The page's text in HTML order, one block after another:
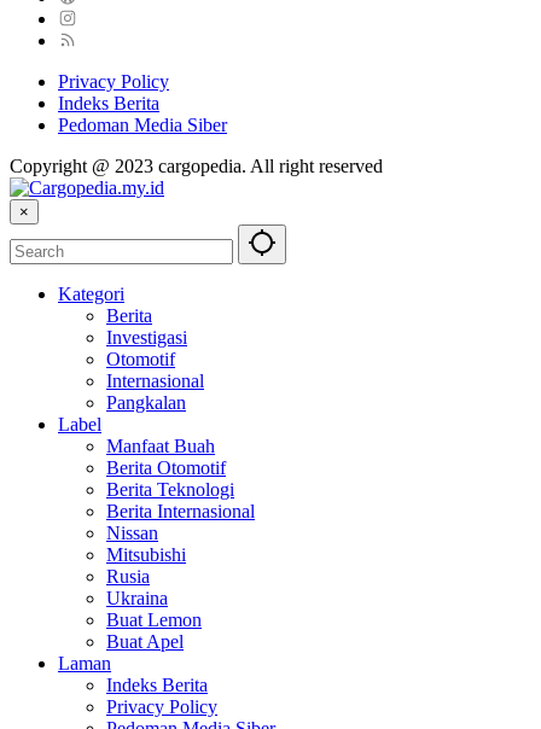
Privacy Policy
Indeks Berita
Pedoman Media Siber
Copyright @ 2023 cargopedia. All right reserved
×
Kategori
Berita
Investigasi
Otomotif
Internasional
Pangkalan
Label
Manfaat Buah
Berita Otomotif
Berita Teknologi
Berita Internasional
Nissan
Mitsubishi
Rusia
Ukraina
Buat Lemon
Buat Apel
Laman
Indeks Berita
Privacy Policy